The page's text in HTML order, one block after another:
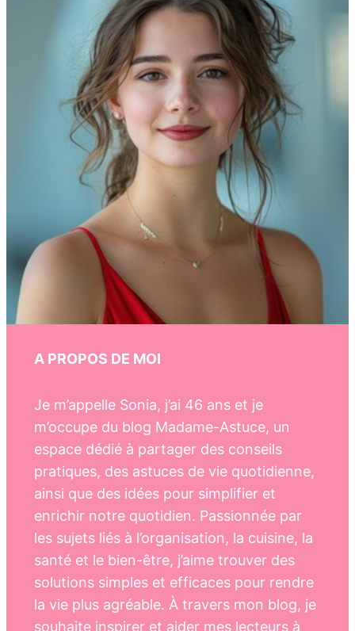
A PROPOS DE MOI
Je m’appelle Sonia, j’ai 46 ans et je
m’occupe du blog Madame-Astuce, un
espace dédié à partager des conseils
pratiques, des astuces de vie quotidienne,
ainsi que des idées pour simplifier et
enrichir notre quotidien. Passionnée par
les sujets liés à l’organisation, la cuisine, la
santé et le bien-être, j’aime trouver des
solutions simples et efficaces pour rendre
la vie plus agréable. À travers mon blog, je
souhaite inspirer et aider mes lecteurs à